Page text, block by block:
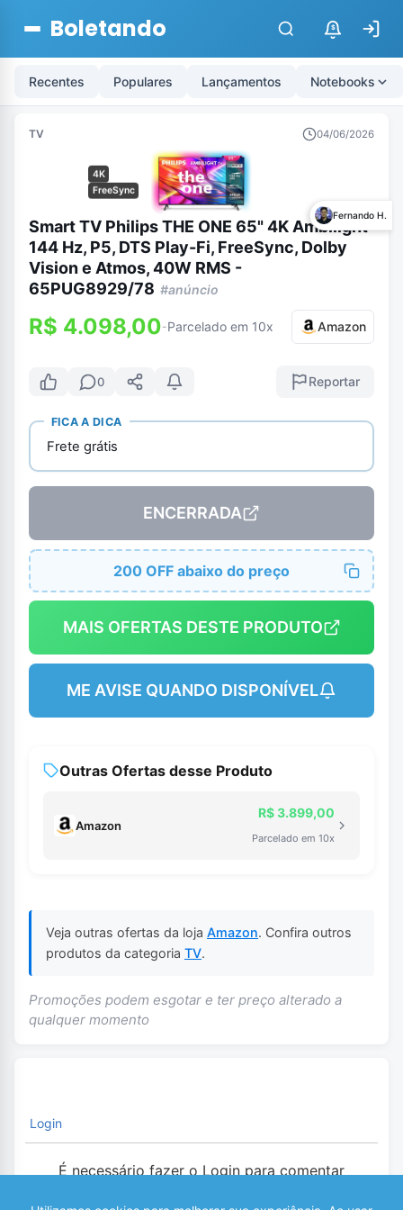
Boletando $
Recentes Populares Lançamentos Notebooks
TV 04/06/2026
4K
FreeSync
Fernando H.
Smart TV Philips THE ONE 65" 4K Ambilight
144 Hz, P5, DTS Play-Fi, FreeSync, Dolby
Vision e Atmos, 40W RMS -
65PUG8929/78 #anúncio
R$ 4.098,00-Parcelado em 10x Amazon
0 Reportar
FICA A DICA
Frete grátis
ENCERRADA
200 OFF abaixo do preço
MAIS OFERTAS DESTE PRODUTO
ME AVISE QUANDO DISPONÍVEL
Outras Ofertas desse Produto
Amazon
R$ 3.899,00
Parcelado em 10x
Veja outras ofertas da loja Amazon. Confira outros
produtos da categoria TV.
Promoções podem esgotar e ter preço alterado a
qualquer momento
Login
É necessário fazer o Login para comentar